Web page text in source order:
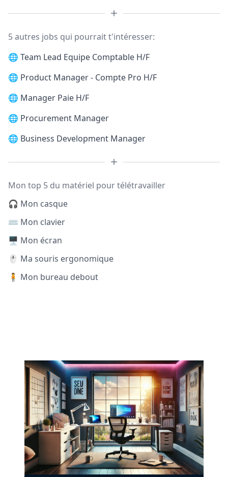
5 autres jobs qui pourrait t'intéresser:
🌐 Team Lead Equipe Comptable H/F
🌐 Product Manager - Compte Pro H/F
🌐 Manager Paie H/F
🌐 Procurement Manager
🌐 Business Development Manager
Mon top 5 du matériel pour télétravailler
🎧 Mon casque
⌨️ Mon clavier
🖥️ Mon écran
🖱️ Ma souris ergonomique
🧍 Mon bureau debout